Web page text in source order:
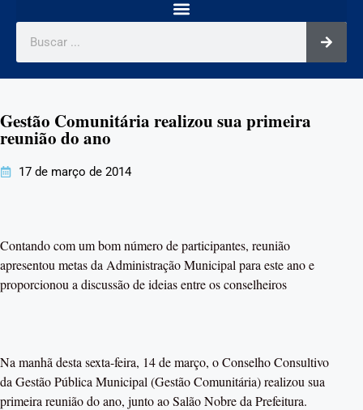
Gestão Comunitária realizou sua primeira
reunião do ano
17 de março de 2014
Contando com um bom número de participantes, reunião
apresentou metas da Administração Municipal para este ano e
proporcionou a discussão de ideias entre os conselheiros
Na manhã desta sexta-feira, 14 de março, o Conselho Consultivo
da Gestão Pública Municipal (Gestão Comunitária) realizou sua
primeira reunião do ano, junto ao Salão Nobre da Prefeitura.